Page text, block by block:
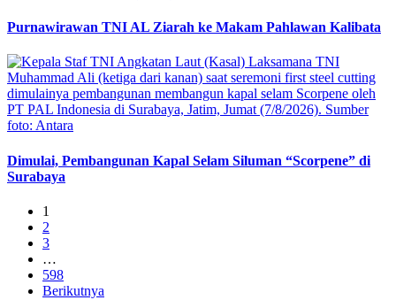
Purnawirawan TNI AL Ziarah ke Makam Pahlawan Kalibata
Dimulai, Pembangunan Kapal Selam Siluman “Scorpene” di
Surabaya
1
2
3
…
598
Berikutnya